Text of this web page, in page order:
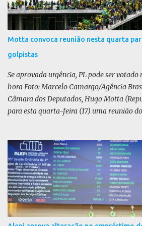
Motta convoca reunião nesta quarta
golpistas
Se aprovada urgência, PL pode ser
hora Foto: Marcelo Camargo/Agência
Câmara dos Deputados, Hugo Motta
para esta quarta-feira (17) uma reunião
disse, em uma rede social, que a reunião
urgência dos projetos que tratam do
2023”. Se aprovada urgência, o PL
qualquer momento. Não foi divulgado
A pauta da anistia voltou a ganhar força
condenação do ex-presidente Jair